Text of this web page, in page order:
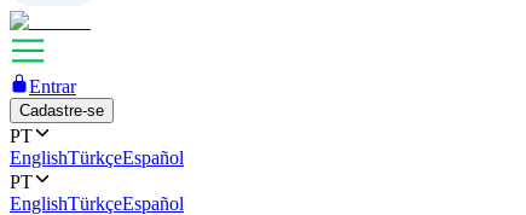
Entrar
Cadastre-se
PT
EnglishTürkçeEspañol
PT
EnglishTürkçeEspañol